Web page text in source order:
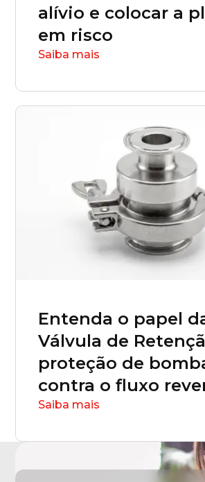
alívio e colocar a
em risco
Saiba mais
Entenda o papel
Válvula de
proteção de
contra o fluxo
Saiba mais